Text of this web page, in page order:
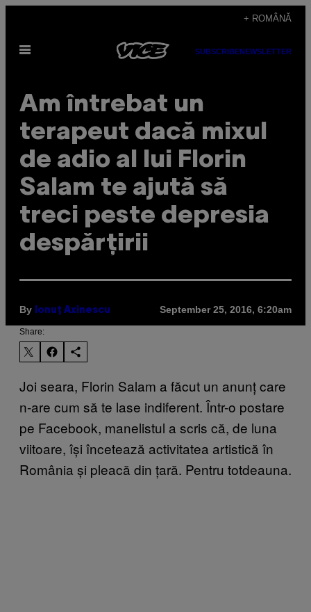
content
+ ROMÂNĂ
Open
SUBSCRIBENEWSLETTER
Am întrebat un
terapeut dacă mixul
de adio al lui Florin
Salam te ajută să
treci peste depresia
despărțirii
By Ionuț Axinescu September 25, 2016, 6:20am
Share:
Joi seara, Florin Salam a făcut un anunț care
n-are cum să te lase indiferent. Într-o postare
pe Facebook, manelistul a scris că, de luna
viitoare, își încetează activitatea artistică în
România și pleacă din țară. Pentru totdeauna.